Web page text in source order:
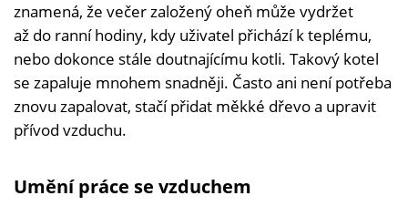
znamená, že večer založený oheň může vydržet
až do ranní hodiny, kdy uživatel přichází k teplému,
nebo dokonce stále doutnajícímu kotli. Takový kotel
se zapaluje mnohem snadněji. Často ani není potřeba
znovu zapalovat, stačí přidat měkké dřevo a upravit
přívod vzduchu.
Umění práce se vzduchem